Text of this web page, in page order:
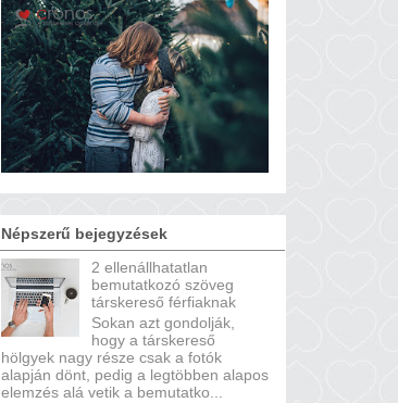
Népszerű bejegyzések
2 ellenállhatatlan
bemutatkozó szöveg
társkereső férfiaknak
Sokan azt gondolják,
hogy a társkereső
hölgyek nagy része csak a fotók
alapján dönt, pedig a legtöbben alapos
elemzés alá vetik a bemutatko...